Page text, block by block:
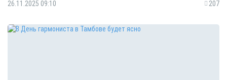
26.11.2025 09:10 207